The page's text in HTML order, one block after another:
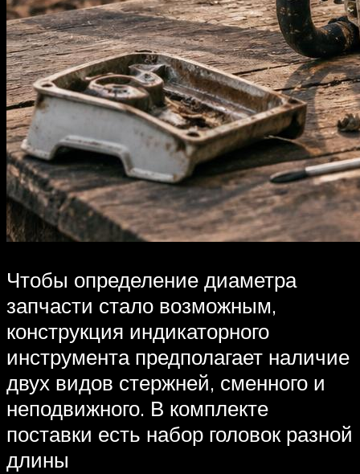
Чтобы определение диаметра
запчасти стало возможным,
конструкция индикаторного
инструмента предполагает наличие
двух видов стержней, сменного и
неподвижного. В комплекте
поставки есть набор головок разной
длины